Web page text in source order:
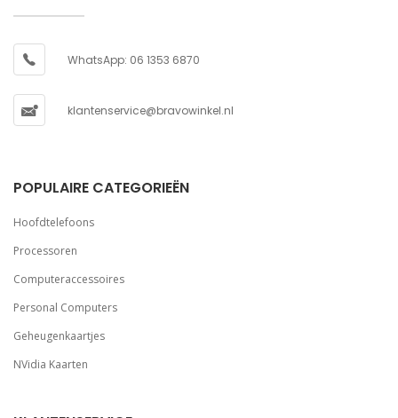
WhatsApp: 06 1353 6870
klantenservice@bravowinkel.nl
POPULAIRE CATEGORIEËN
Hoofdtelefoons
Processoren
Computeraccessoires
Personal Computers
Geheugenkaartjes
NVidia Kaarten